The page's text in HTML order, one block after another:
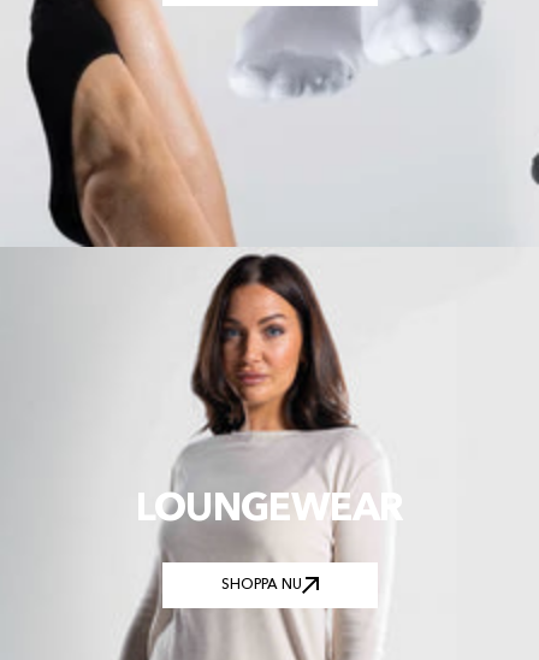
LOUNGEWEAR
SHOPPA NU